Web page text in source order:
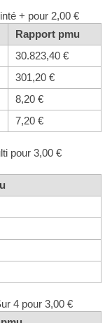
+ pour 2,00 €
Rapport pmu
30.823,40 €
301,20 €
8,20 €
7,20 €
pour 3,00 €
4 pour 3,00 €